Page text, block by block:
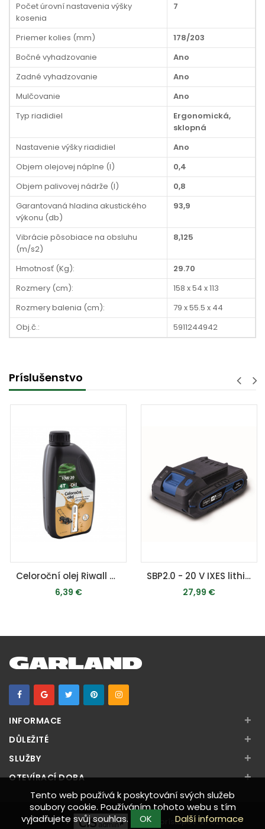
Počet úrovní nastavenia výšky
kosenia
7
Priemer kolies (mm)
178/203
Bočné vyhadzovanie
Ano
Zadné vyhadzovanie
Ano
Mulčovanie
Ano
Typ riadidiel
Ergonomická,
sklopná
Nastavenie výšky riadidiel
Ano
Objem olejovej náplne (l)
0,4
Objem palivovej nádrže (l)
0,8
Garantovaná hladina akustického
výkonu (db)
93,9
Vibrácie pôsobiace na obsluhu
(m/s2)
8,125
Hmotnosť (Kg):
29.70
Rozmery (cm):
158 x 54 x 113
Rozmery balenia (cm):
79 x 55.5 x 44
Obj.č.:
5911244942
Príslušenstvo
Celoroční olej Riwall pro 4-taktní motory (1 l, SAE10W-30)
6,39 €
SBP2.0 - 20 V IXES lithium-iontová baterie 2 Ah
27,99 €
INFORMACE +
DŮLEŽITÉ +
SLUŽBY +
OTEVÍRACÍ DOBA +
Počet prístupov:27 523 427
Tento web používá k poskytování svých služeb
soubory cookie. Používáním tohoto webu s tím
vyjadřujete svůj souhlas.
OK Další informace